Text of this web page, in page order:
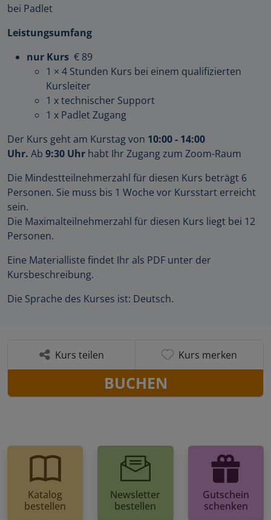
bei Padlet
Leistungsumfang
nur Kurs € 89
1 × 4 Stunden Kurs bei einem qualifizierten
Kursleiter
1 x technischer Support
1 x Padlet Zugang
Der Kurs geht am Kurstag von 10:00 - 14:00
Uhr. Ab 9:30 Uhr habt Ihr Zugang zum Zoom-Raum
Die Mindestteilnehmerzahl für diesen Kurs beträgt 6
Personen. Sie muss bis 1 Woche vor Kursstart erreicht
sein.
Die Maximalteilnehmerzahl für diesen Kurs liegt bei 12
Personen.
Eine Materialliste findet Ihr als PDF unter der
Kursbeschreibung.
Die Sprache des Kurses ist: Deutsch.
Kurs teilen Kurs merken
BUCHEN
Katalog
bestellen
Newsletter
bestellen
Gutschein
schenken